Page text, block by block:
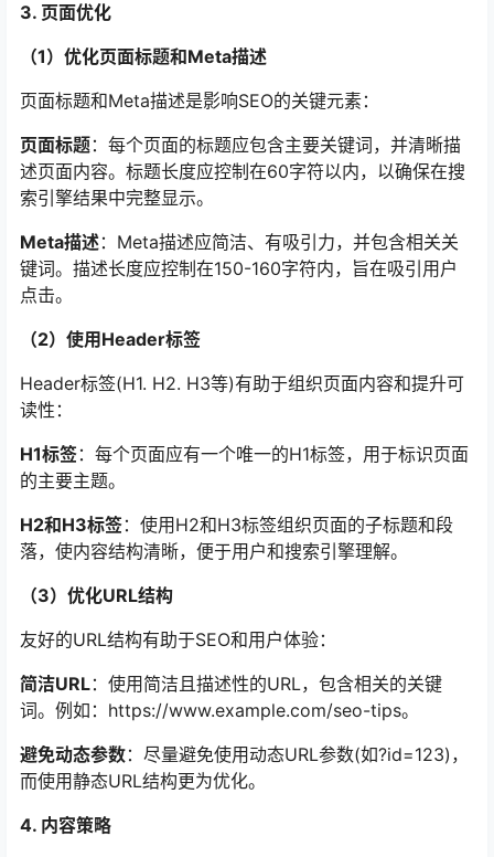
3. 页面优化
（1）优化页面标题和Meta描述
页面标题和Meta描述是影响SEO的关键元素：
页面标题：每个页面的标题应包含主要关键词，并清晰描
述页面内容。标题长度应控制在60字符以内，以确保在搜
索引擎结果中完整显示。
Meta描述：Meta描述应简洁、有吸引力，并包含相关关
键词。描述长度应控制在150-160字符内，旨在吸引用户
点击。
（2）使用Header标签
Header标签(H1. H2. H3等)有助于组织页面内容和提升可
读性：
H1标签：每个页面应有一个唯一的H1标签，用于标识页面
的主要主题。
H2和H3标签：使用H2和H3标签组织页面的子标题和段
落，使内容结构清晰，便于用户和搜索引擎理解。
（3）优化URL结构
友好的URL结构有助于SEO和用户体验：
简洁URL：使用简洁且描述性的URL，包含相关的关键
词。例如：https://www.example.com/seo-tips。
避免动态参数：尽量避免使用动态URL参数(如?id=123)，
而使用静态URL结构更为优化。
4. 内容策略